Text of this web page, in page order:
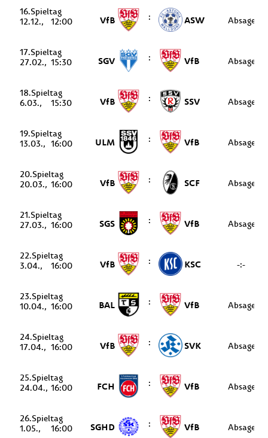
16.
12.12.
12:00 VfB : ASW Absage
17.
27.02.
15:30 SGV : VfB Absage
18.
6.03.
15:30 VfB : SSV Absage
19.
13.03.
16:00 ULM : VfB Absage
20.
20.03. 16:00 VfB : SCF Absage
21.
27.03.
16:00 SGS : VfB Absage
22.
3.04.
16:00 VfB : KSC -:-
23.
10.04.
16:00 BAL : VfB Absage
24.
17.04.
16:00 VfB : SVK Absage
25.
24.04. 16:00 FCH : VfB Absage
26.
1.05.
16:00 SGHD : VfB Absage